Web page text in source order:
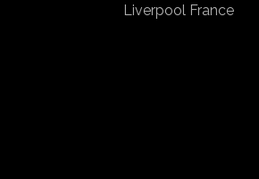
Liverpool France